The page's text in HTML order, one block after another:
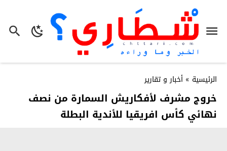
الرئيسية » أخبار و تقارير
خروج مشرف لأفكاريش السمارة من نصف
نهائي كأس افريقيا للأندية البطلة